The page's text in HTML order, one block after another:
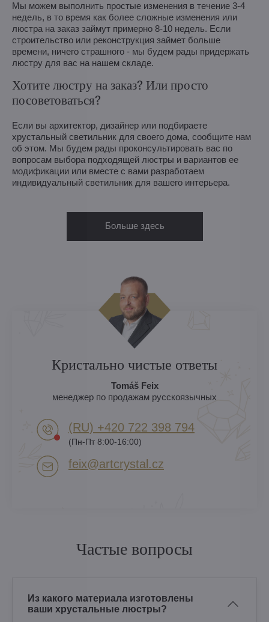
Мы можем выполнить простые изменения в течение 3-4
недель, в то время как более сложные изменения или
люстра на заказ займут примерно 8-10 недель. Если
строительство или реконструкция займет больше
времени, ничего страшного - мы будем рады придержать
люстру для вас на нашем складе.
Хотите люстру на заказ? Или просто
посоветоваться?
Если вы архитектор, дизайнер или подбираете
хрустальный светильник для своего дома, сообщите нам
об этом. Мы будем рады проконсультировать вас по
вопросам выбора подходящей люстры и вариантов ее
модификации или вместе с вами разработаем
индивидуальный светильник для вашего интерьера.
Больше здесь
Кристально чистые ответы
Tomáš Feix
менеджер по продажам русскоязычных
(RU) +420 722 398 794​
(Пн-Пт 8:00-16:00)
feix​@artcrystal​.cz
Частые вопросы
Из какого материала изготовлены
ваши хрустальные люстры?